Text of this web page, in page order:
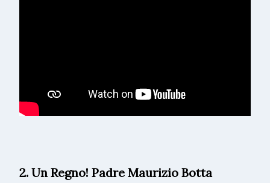
2. Un Regno! Padre Maurizio Botta